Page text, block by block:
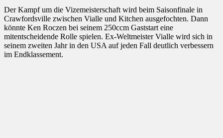
Der Kampf um die Vizemeisterschaft wird beim Saisonfinale in
Crawfordsville zwischen Vialle und Kitchen ausgefochten. Dann
könnte Ken Roczen bei seinem 250ccm Gaststart eine
mitentscheidende Rolle spielen. Ex-Weltmeister Vialle wird sich in
seinem zweiten Jahr in den USA auf jeden Fall deutlich verbessern
im Endklassement.